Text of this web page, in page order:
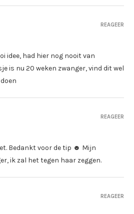
idee, had hier nog nooit van
is nu 20 weken zwanger, vind dit wel
REAGEER
Bedankt voor de tip ☻ Mijn
ik zal het tegen haar zeggen.
REAGEER
REAGEER